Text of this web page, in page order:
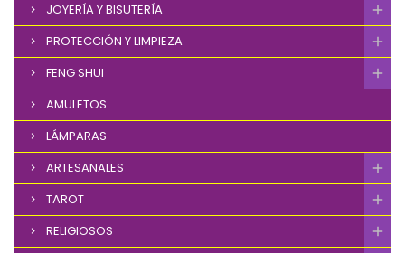
JOYERÍA Y BISUTERÍA
PROTECCIÓN Y LIMPIEZA
FENG SHUI
AMULETOS
LÁMPARAS
ARTESANALES
TAROT
RELIGIOSOS